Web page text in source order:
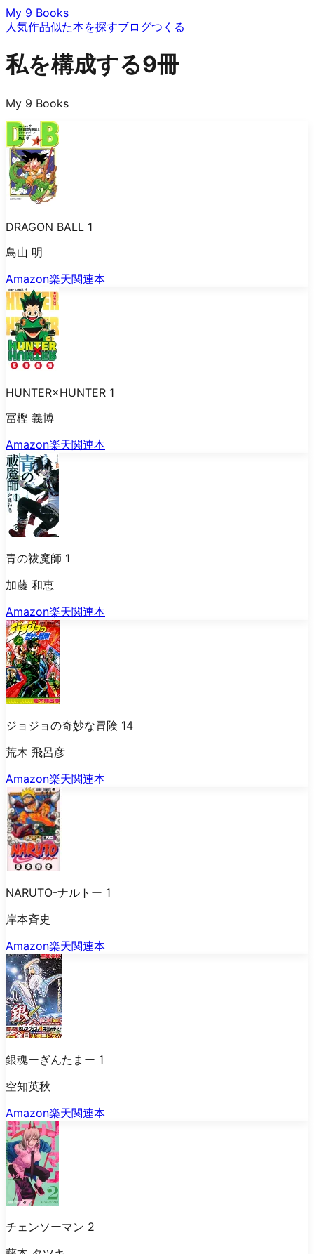
My 9 Books
人気作品似た本を探すブログつくる
私を構成する9冊
My 9 Books
DRAGON BALL 1
鳥山 明
Amazon楽天関連本
HUNTER×HUNTER 1
冨樫 義博
Amazon楽天関連本
青の祓魔師 1
加藤 和恵
Amazon楽天関連本
ジョジョの奇妙な冒険 14
荒木 飛呂彦
Amazon楽天関連本
NARUTO-ナルトー 1
岸本斉史
Amazon楽天関連本
銀魂ーぎんたまー 1
空知英秋
Amazon楽天関連本
チェンソーマン 2